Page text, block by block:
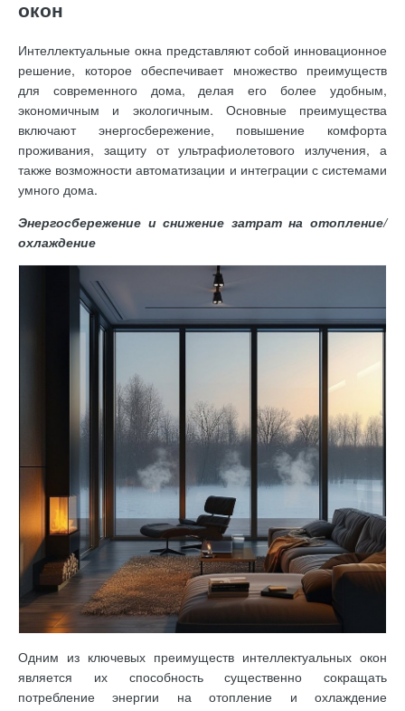
окон
Интеллектуальные окна представляют собой инновационное
решение, которое обеспечивает множество преимуществ
для современного дома, делая его более удобным,
экономичным и экологичным. Основные преимущества
включают энергосбережение, повышение комфорта
проживания, защиту от ультрафиолетового излучения, а
также возможности автоматизации и интеграции с системами
умного дома.
Энергосбережение и снижение затрат на отопление/
охлаждение
Одним из ключевых преимуществ интеллектуальных окон
является их способность существенно сокращать
потребление энергии на отопление и охлаждение